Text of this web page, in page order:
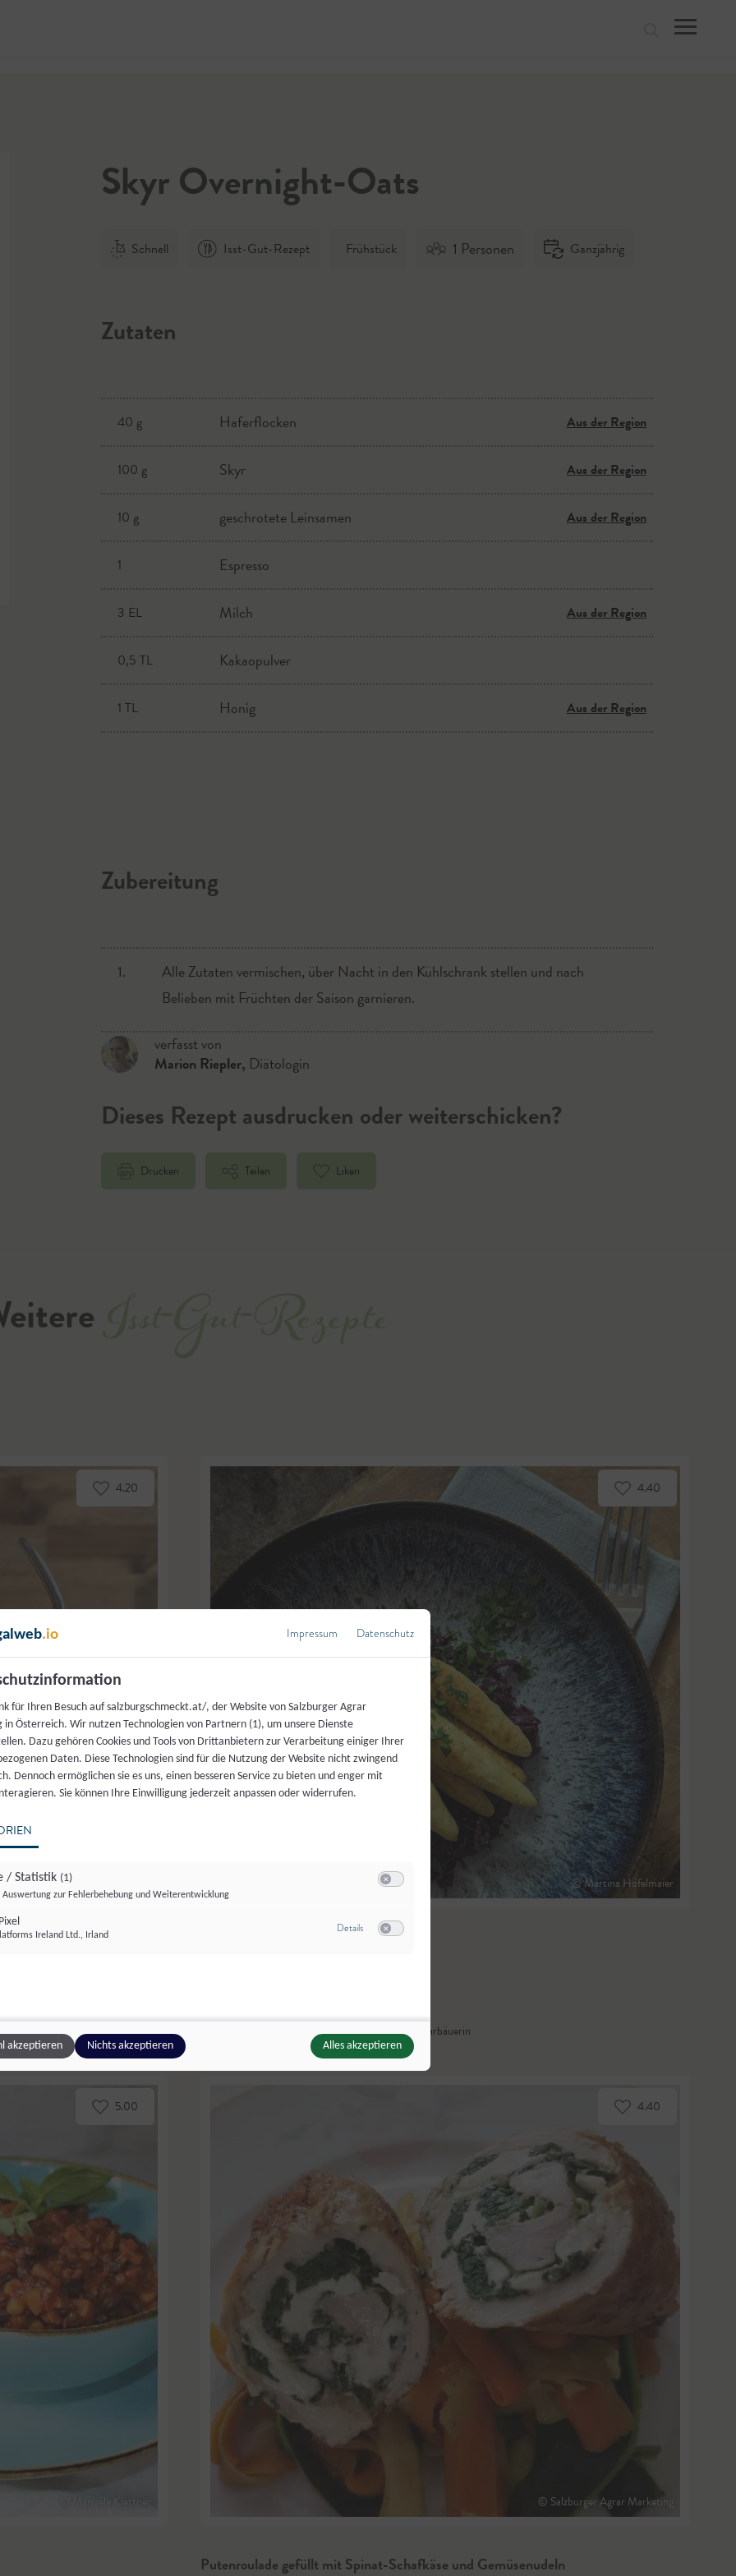
Skyr Overnight-Oats
Schnell Isst-Gut-Rezept Frühstück 1 Personen Ganzjährig
Zutaten
40 g Haferflocken Aus der Region
100 g Skyr Aus der Region
10 g geschrotete Leinsamen Aus der Region
1 Espresso
3 EL Milch Aus der Region
0,5 TL Kakaopulver
1 TL Honig Aus der Region
Zubereitung
1.
Alle Zutaten vermischen, über Nacht in den Kühlschrank stellen und nach
Belieben mit Früchten der Saison garnieren.
verfasst von
Marion Riepler, Diätologin
Dieses Rezept ausdrucken oder weiterschicken?
Drucken Teilen Liken
Marketing/Martina Höfelmaier
4.20
© Martina Höfelmaier
4.40
Martina Höfelmaier,Salzburger Seminarbäuerin
© Manuela Klettner
5.00
© Salzburger Agrar Marketing
4.40
Putenroulade gefüllt mit Spinat-Schafkäse und Gemüsenudeln
.io Impressum Datenschutz
für Ihren Besuch auf salzburgschmeckt.at/, der Website von Salzburger Agrar
Österreich. Wir nutzen Technologien von Partnern (1), um unsere Dienste
Dazu gehören Cookies und Tools von Drittanbietern zur Verarbeitung einiger Ihrer
Daten. Diese Technologien sind für die Nutzung der Website nicht zwingend
Dennoch ermöglichen sie es uns, einen besseren Service zu bieten und enger mit
Sie können Ihre Einwilligung jederzeit anpassen oder widerrufen.
/ Statistik (1)
Switch zum Einwilligen bzw. Ablehnen der Kategorie Analyse / Statistik
Auswertung zur Fehlerbehebung und Weiterentwicklung
Ireland Ltd., Irland
Detailszu Meta Pixel
akzeptieren Nichts akzeptieren Alles akzeptieren
←Zurück zur Übersicht